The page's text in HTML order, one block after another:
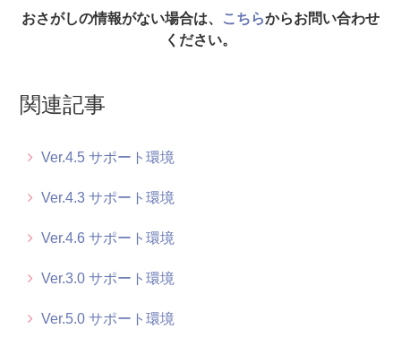
Ver.4.8 サポート環境
Ver.4.6 サポート環境
おさがしの情報がない場合は、 こちらからお問い合わせ
ください。
関連記事
Ver.4.5 サポート環境
Ver.4.3 サポート環境
Ver.4.6 サポート環境
Ver.3.0 サポート環境
Ver.5.0 サポート環境